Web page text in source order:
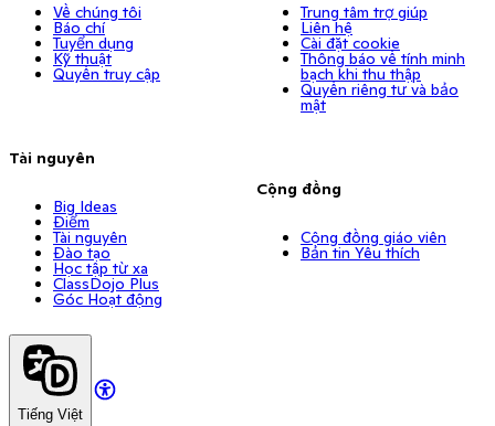
Về chúng tôi
Báo chí
Tuyển dụng
Kỹ thuật
Quyền truy cập
Tài nguyên
Big Ideas
Điểm
Tài nguyên
Đào tạo
Học tập từ xa
ClassDojo Plus
Góc Hoạt động
Trung tâm trợ giúp
Liên hệ
Cài đặt cookie
Thông báo về tính minh
bạch khi thu thập
Quyền riêng tư và bảo
mật
Cộng đồng
Cộng đồng giáo viên
Bản tin Yêu thích
Tiếng Việt